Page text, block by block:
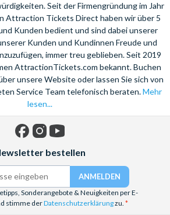
Seit der Firmengründung im Jahr
Attraction Tickets Direct haben wir über 5
Kunden bedient und sind dabei unserer
Kunden und Kundinnen Freude und
immer treu geblieben. Seit 2019
AttractionTickets.com bekannt. Buchen
unsere Website oder lassen Sie sich von
Service Team telefonisch beraten.Mehr
lesen...
bestellen
Sonderangebote & Neuigkeiten per E-
stimme derDatenschutzerklärungzu.